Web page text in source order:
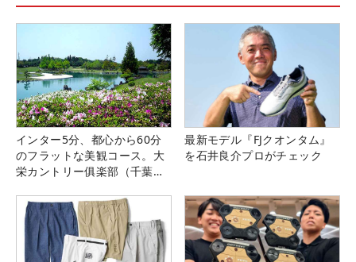
インター5分、都心から60分
のフラットな美観コース。大
栄カントリー俱楽部（千葉
最新モデル『FJクオンタム』
を石井良介プロがチェック